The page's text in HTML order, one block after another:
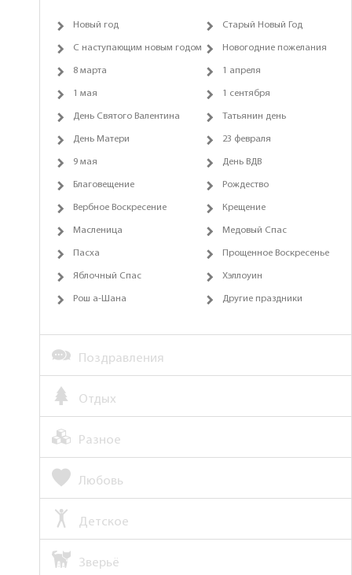
Новый год Старый Новый Год
С наступающим новым годом Новогодние пожелания
8 марта 1 апреля
1 мая 1 сентября
День Святого Валентина Татьянин день
День Матери 23 февраля
9 мая День ВДВ
Благовещение Рождество
Вербное Воскресение Крещение
Масленица Медовый Спас
Пасха Прощенное Воскресенье
Яблочный Спас Хэллоуин
Рош а-Шана Другие праздники
Поздравления
Отдых
Разное
Любовь
Детское
Зверьё